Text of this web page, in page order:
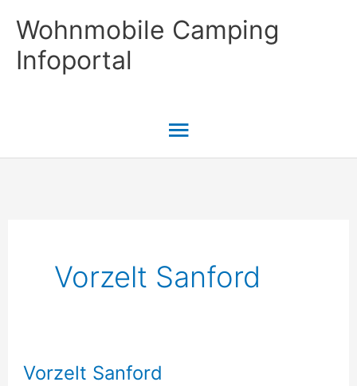
Inhalt
springen
Wohnmobile Camping
Infoportal
Hauptmenü
Vorzelt Sanford
Vorzelt Sanford